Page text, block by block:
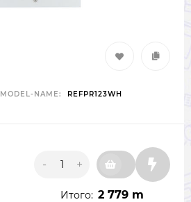
MODEL-NAME: REFPR123WH
- +
Итого: 2 779 m